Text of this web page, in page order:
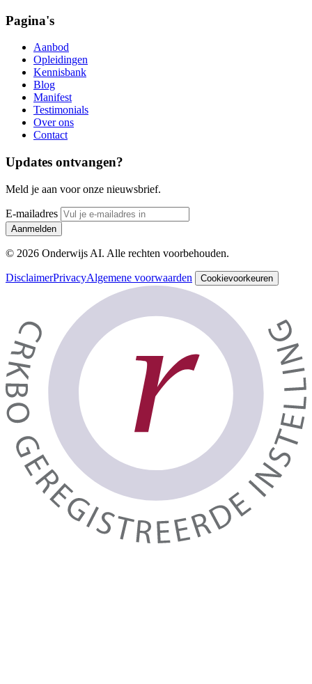
Pagina's
Aanbod
Opleidingen
Kennisbank
Blog
Manifest
Testimonials
Over ons
Contact
Updates ontvangen?
Meld je aan voor onze nieuwsbrief.
E-mailadres
Aanmelden
© 2026 Onderwijs AI. Alle rechten voorbehouden.
DisclaimerPrivacyAlgemene voorwaarden Cookievoorkeuren